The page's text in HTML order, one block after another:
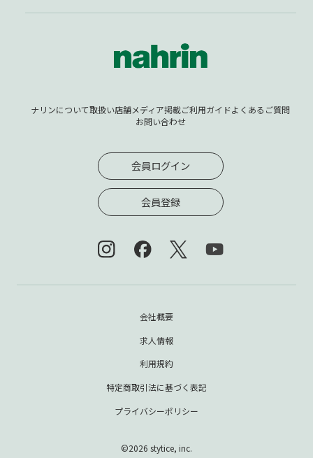
ナリンについて取扱い店舗メディア掲載ご利用ガイドよくあるご質問
お問い合わせ
会員ログイン
会員登録
会社概要
求人情報
利用規約
特定商取引法に基づく表記
プライバシーポリシー
©2026 stytice, inc.